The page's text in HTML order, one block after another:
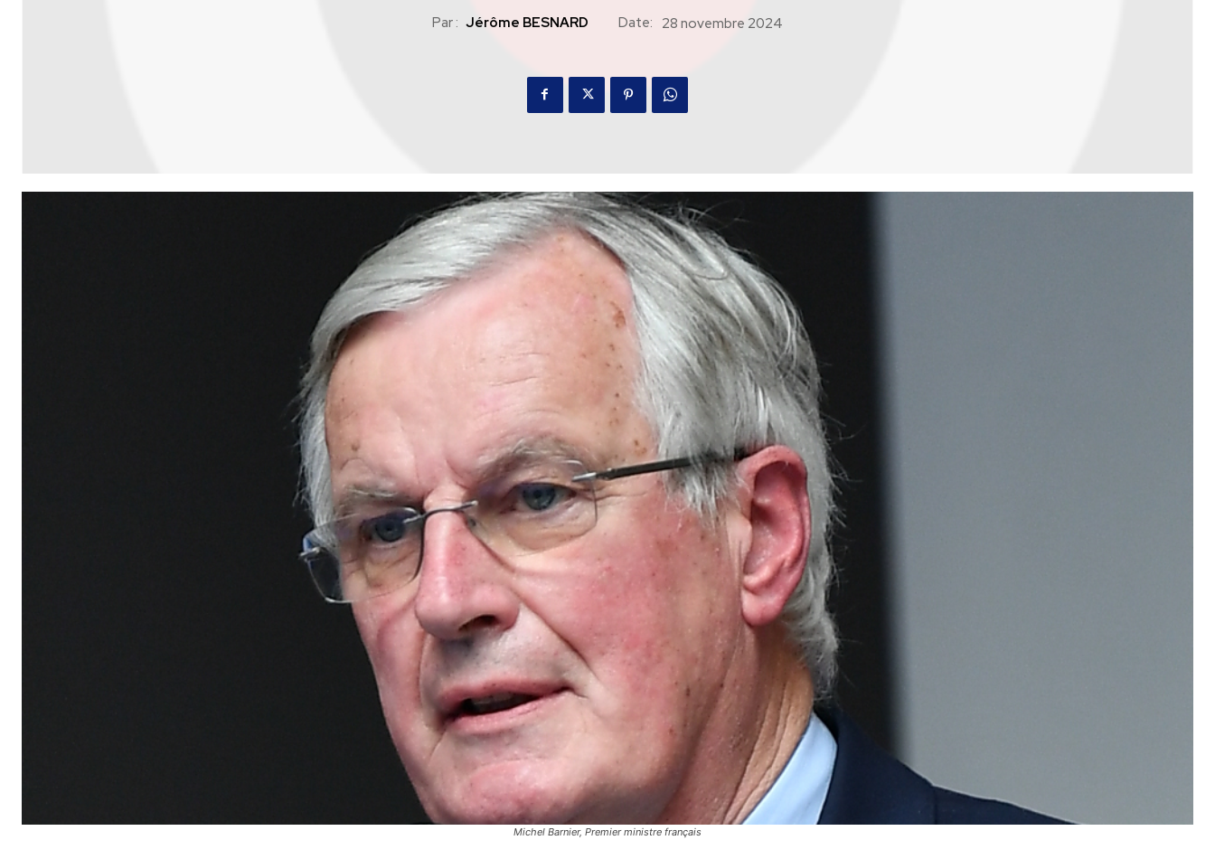
Par : Jérôme BESNARD Date: 28 novembre 2024
Michel Barnier, Premier ministre français